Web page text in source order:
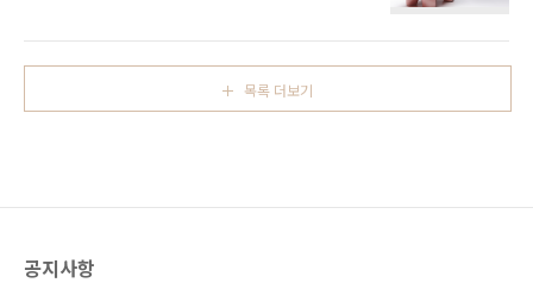
용 시에 1인당 연간 900만원을 최대 3년 한도로
업입니다. 중소기업은 성장할 수 있는 성장 동력
과 인재를 확보할 수 있으며, 인건비 절..
는 시스템 역시 이와 같은 맥락에서 시작된 청년
후생을 위해 연 최대 120만 원의 복지 포인트를
목록 더보기
공지사항